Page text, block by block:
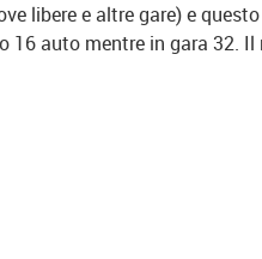
libere e altre gare) e
auto mentre in gara 32. Il